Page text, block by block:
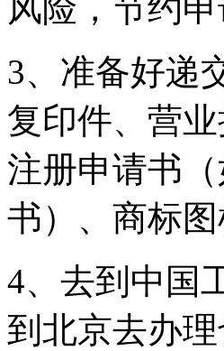
风险，节约申
3、准备好递
复印件、营
注册申请书
书）、商标
4、去到中国
到北京去办